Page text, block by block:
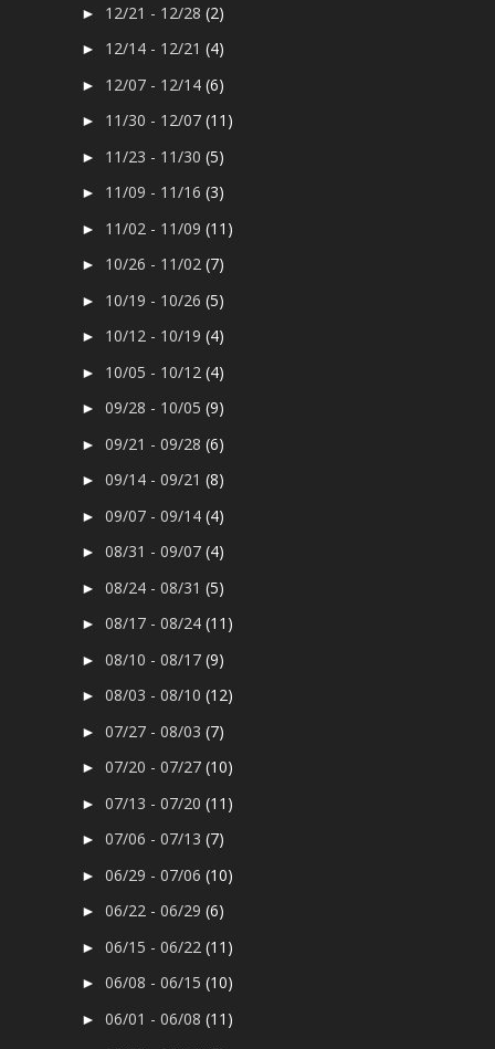
► 12/21 - 12/28(2)
► 12/14 - 12/21(4)
► 12/07 - 12/14(6)
► 11/30 - 12/07(11)
► 11/23 - 11/30(5)
► 11/09 - 11/16(3)
► 11/02 - 11/09(11)
► 10/26 - 11/02(7)
► 10/19 - 10/26(5)
► 10/12 - 10/19(4)
► 10/05 - 10/12(4)
►09/28 - 10/05(9)
►09/21 - 09/28(6)
►09/14 - 09/21(8)
►09/07 - 09/14(4)
►08/31 - 09/07(4)
►08/24 - 08/31(5)
►08/17 - 08/24(11)
►08/10 - 08/17(9)
►08/03 - 08/10(12)
►07/27 - 08/03(7)
►07/20 - 07/27(10)
►07/13 - 07/20(11)
►07/06 - 07/13(7)
►06/29 - 07/06(10)
►06/22 - 06/29(6)
►06/15 - 06/22(11)
►06/08 - 06/15(10)
►06/01 - 06/08(11)